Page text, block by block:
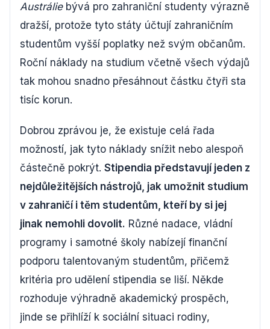
Austráliebývá pro zahraniční studenty výrazně
dražší, protože tyto státy účtují zahraničním
studentům vyšší poplatky než svým občanům.
Roční náklady na studium včetně všech výdajů
tak mohou snadno přesáhnout částku čtyři sta
tisíc korun.
Dobrou zprávou je, že existuje celá řada
možností, jak tyto náklady snížit nebo alespoň
částečně pokrýt. Stipendia představují jeden z
nejdůležitějších nástrojů, jak umožnit studium
v zahraničí i těm studentům, kteří by si jej
jinak nemohli dovolit. Různé nadace, vládní
programy i samotné školy nabízejí finanční
podporu talentovaným studentům, přičemž
kritéria pro udělení stipendia se liší. Někde
rozhoduje výhradně akademický prospěch,
jinde se přihlíží k sociální situaci rodiny,